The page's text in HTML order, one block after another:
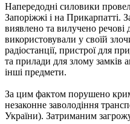
Напередодні силовики
Запоріжжі і на Прикарпатті.
виявлено та вилучено речові
використовували у своїй
радіостанції, пристрої для
та прилади для злому замків
інші предмети.
За цим фактом порушено
незаконне заволодіння
України). Затриманим